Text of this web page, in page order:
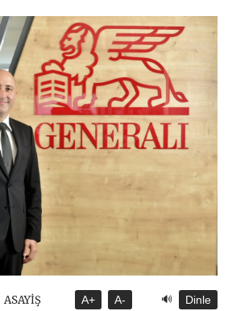
ASAYİŞ A+ A- 🔊 Dinle